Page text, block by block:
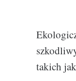
takich